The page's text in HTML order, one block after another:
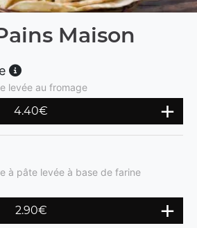
Maison
levée au fromage
4.40€
à pâte levée à base de farine
2.90€